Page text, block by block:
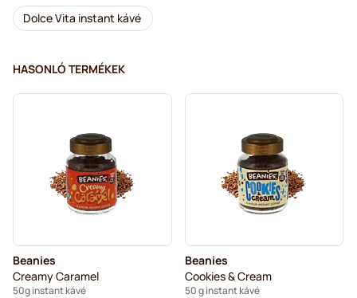
Dolce Vita instant kávé
HASONLÓ TERMÉKEK
Beanies
Creamy Caramel
50g instant kávé
Beanies
Cookies & Cream
50 g instant kávé